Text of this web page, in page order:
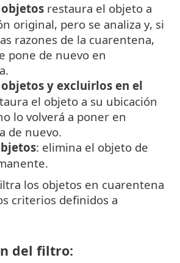
restaura el objeto a
original, pero se analiza y, si
razones de la cuarentena,
pone de nuevo en
y excluirlos en el
el objeto a su ubicación
lo volverá a poner en
de nuevo.
: elimina el objeto de
los objetos en cuarentena
criterios definidos a
del filtro: